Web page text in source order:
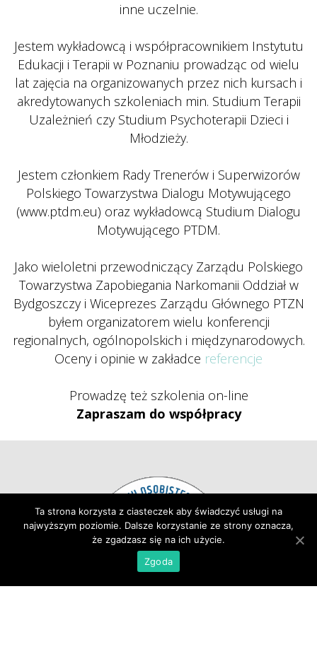
inne uczelnie.
Jestem wykładowcą i współpracownikiem Instytutu
Edukacji i Terapii w Poznaniu prowadząc od wielu
lat zajęcia na organizowanych przez nich kursach i
akredytowanych szkoleniach min. Studium Terapii
Uzależnień czy Studium Psychoterapii Dzieci i
Młodzieży.
Jestem członkiem Rady Trenerów i Superwizorów
Polskiego Towarzystwa Dialogu Motywującego
(www.ptdm.eu) oraz wykładowcą Studium Dialogu
Motywującego PTDM.
Jako wieloletni przewodniczący Zarządu Polskiego
Towarzystwa Zapobiegania Narkomanii Oddział w
Bydgoszczy i Wiceprezes Zarządu Głównego PTZN
byłem organizatorem wielu konferencji
regionalnych, ogólnopolskich i międzynarodowych.
Oceny i opinie w zakładce referencje
Prowadzę też szkolenia on-line
Zapraszam do współpracy
Ta strona korzysta z ciasteczek aby świadczyć usługi na
najwyższym poziomie. Dalsze korzystanie ze strony oznacza,
że zgadzasz się na ich użycie.
Zgoda